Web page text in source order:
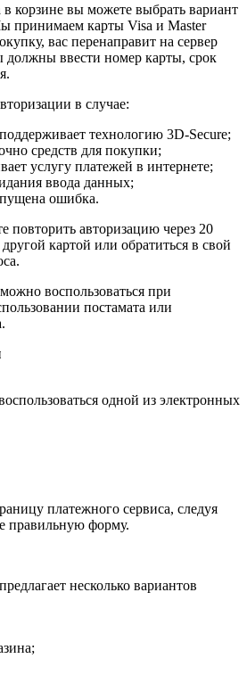
корзине вы можете выбрать вариант
принимаем карты Visa и Master
вас перенаправит на сервер
должны ввести номер карты, срок
в случае:
технологию 3D-Secure;
средств для покупки;
услугу платежей в интернете;
ввода данных;
ошибка.
повторить авторизацию через 20
картой или обратиться в свой
воспользоваться при
постамата или
одной из электронных
платежного сервиса, следуя
правильную форму.
несколько вариантов